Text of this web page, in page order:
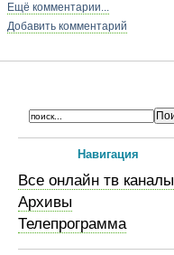
Ещё комментарии...
Добавить комментарий
Навигация
Все онлайн тв каналы
Архивы
Телепрограмма